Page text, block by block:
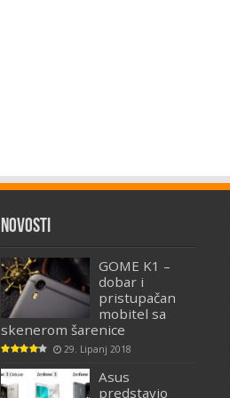
Novosti
GOME K1 –
dobar i
pristupačan
mobitel sa
skenerom šarenice
29. Lipanj 2018
Asus
predstavio